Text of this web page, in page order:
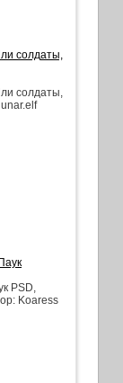
солдаты,
солдаты,
PSD,
Koaress